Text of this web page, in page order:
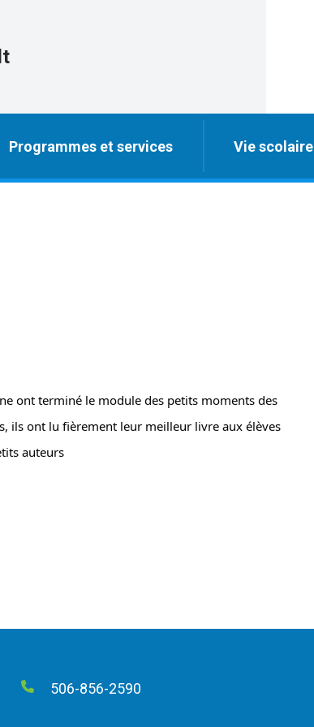
Programmes et services Vie scolaire
ont terminé le module des petits moments des
ils ont lu fièrement leur meilleur livre aux élèves
auteurs
506-856-2590